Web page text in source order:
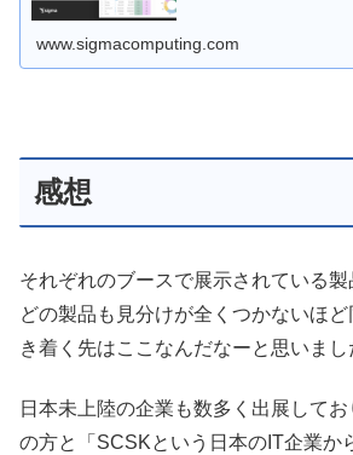
www.sigmacomputing.com
感想
それぞれのブースで展示されている製
どの製品も見分けが全くつかないほ
き着く先はここなんだなーと思いまし
日本未上陸の企業も数多く出展して
の方と「SCSKという日本のIT企業か